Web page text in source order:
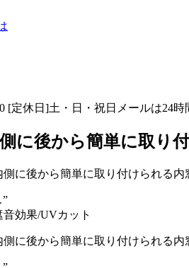
[定休日]土・日・祝日 メールは24時
に後から簡単に取
効果/UVカット